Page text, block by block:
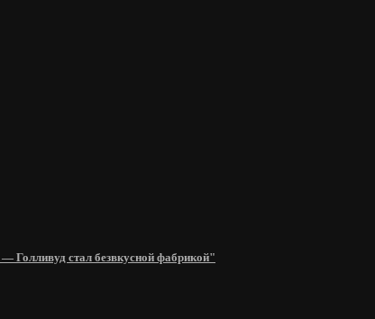
Голливуд стал безвкусной фабрикой"